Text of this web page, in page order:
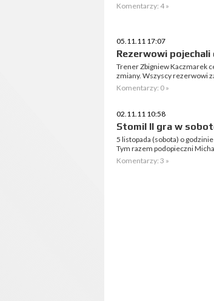
Komentarzy: 4 »
05.11.11 17:07
Rezerwowi
Trener Zbigniew Kaczmarek
zmiany. Wszyscy rezerwowi
Komentarzy: 0 »
02.11.11 10:58
Stomil II gra w
5 listopada (sobota) o
Tym razem podopieczni
Komentarzy: 3 »